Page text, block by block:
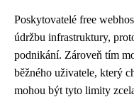
Poskytovatelé free
údržbu infrastruktury,
podnikání. Zároveň tím
běžného uživatele, který
mohou být tyto limity